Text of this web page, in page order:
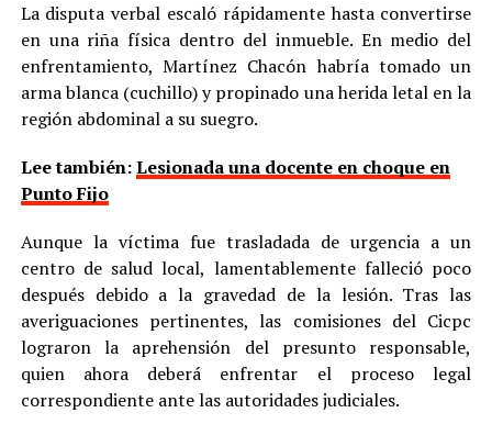
La disputa verbal escaló rápidamente hasta convertirse
en una riña física dentro del inmueble. En medio del
enfrentamiento, Martínez Chacón habría tomado un
arma blanca (cuchillo) y propinado una herida letal en la
región abdominal a su suegro.
Lee también:Lesionada una docente en choque en
Punto Fijo
Aunque la víctima fue trasladada de urgencia a un
centro de salud local, lamentablemente falleció poco
después debido a la gravedad de la lesión. Tras las
averiguaciones pertinentes, las comisiones del Cicpc
lograron la aprehensión del presunto responsable,
quien ahora deberá enfrentar el proceso legal
correspondiente ante las autoridades judiciales.